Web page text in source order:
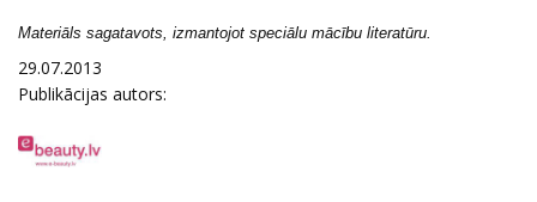
Materiāls sagatavots, izmantojot speciālu mācību literatūru.
29.07.2013
Publikācijas autors: